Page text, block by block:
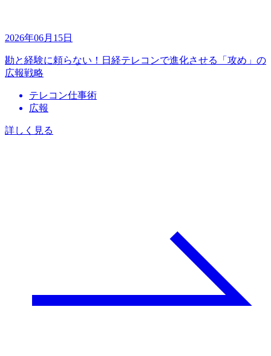
2026年06月15日
勘と経験に頼らない！日経テレコンで進化させる「攻め」の
広報戦略
テレコン仕事術
広報
詳しく見る